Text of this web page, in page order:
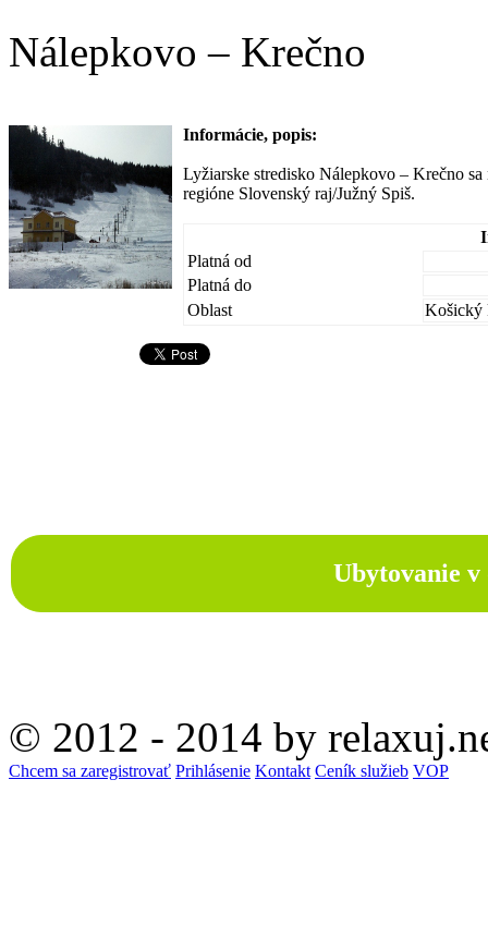
Nálepkovo – Krečno
Informácie, popis:
Lyžiarske stredisko Nálepkovo – Krečno sa
regióne Slovenský raj/Južný Spiš.
Platná od
Platná do
Oblast
Košický
Ubytovanie
© 2012 - 2014 by
Chcem sa zaregistrovať Prihlásenie Kontakt Ceník služieb VOP